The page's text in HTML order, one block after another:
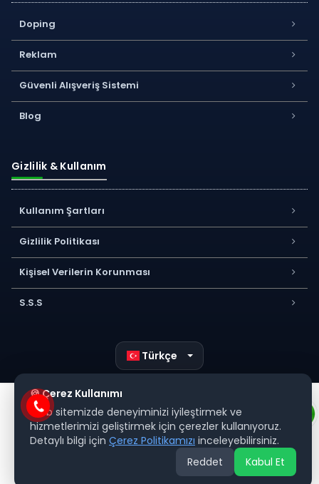
Doping
Reklam
Güvenli Alışveriş Sistemi
Blog
Gizlilik & Kullanım
Kullanım Şartları
Gizlilik Politikası
Kişisel Verilerin Korunması
S.S.S
Türkçe
🍪 Çerez Kullanımı
Web sitemizde deneyiminizi iyileştirmek ve
hizmetlerimizi geliştirmek için çerezler kullanıyoruz.
Detaylı bilgi için Çerez Politikamızı inceleyebilirsiniz.
Reddet
Kabul Et